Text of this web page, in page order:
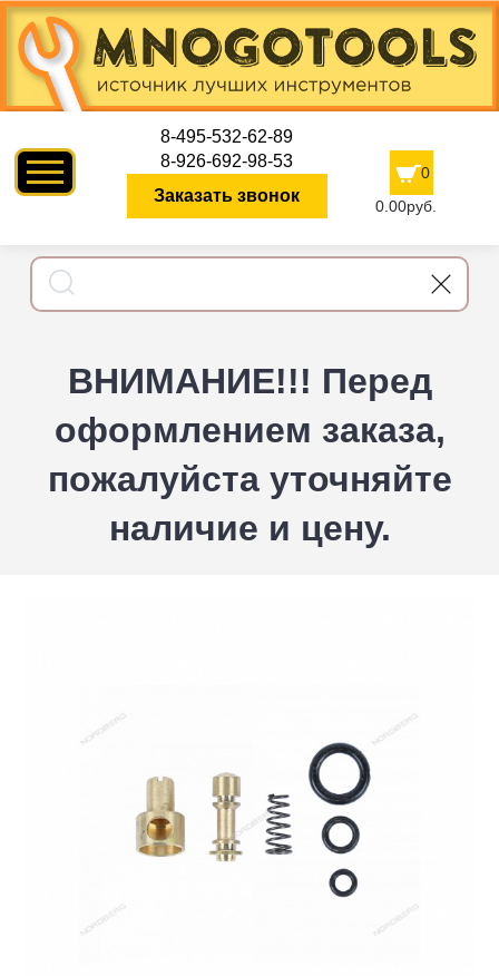
8-495-532-62-89
8-926-692-98-53
Заказать звонок
0
0.00руб.
ВНИМАНИЕ!!! Перед
оформлением заказа,
пожалуйста уточняйте
наличие и цену.